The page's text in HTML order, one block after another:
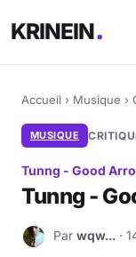
KRINEIN
Accueil › Musique ›
MUSIQUE
Tunng - Good
Tunng -
W Par wqw... ·